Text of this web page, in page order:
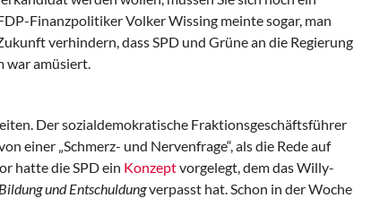
Finanzpolitiker Volker Wissing meinte sogar, man
verhindern, dass SPD und Grüne an die Regierung
war amüsiert.
Der sozialdemokratische Fraktionsgeschäftsführer
einer „Schmerz- und Nervenfrage“, als die Rede auf
hatte die SPD ein Konzeptvorgelegt, dem das Willy-
und Entschuldungverpasst hat. Schon in der Woche